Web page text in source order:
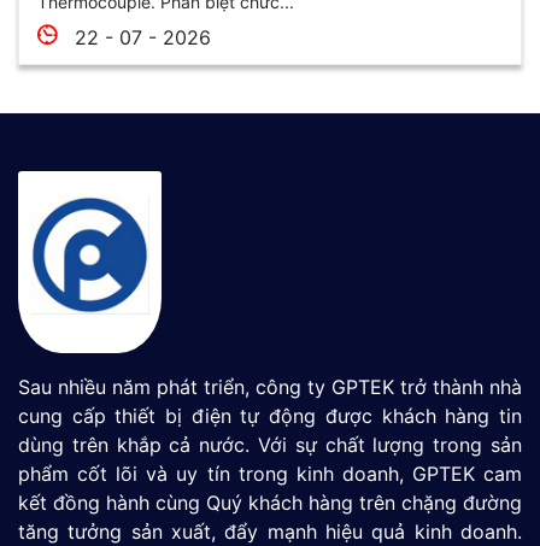
22 - 07 - 2026
Sau nhiều năm phát triển, công ty GPTEK trở thành nhà
cung cấp thiết bị điện tự động được khách hàng tin
dùng trên khắp cả nước. Với sự chất lượng trong sản
phẩm cốt lõi và uy tín trong kinh doanh, GPTEK cam
kết đồng hành cùng Quý khách hàng trên chặng đường
tăng tưởng sản xuất, đẩy mạnh hiệu quả kinh doanh.